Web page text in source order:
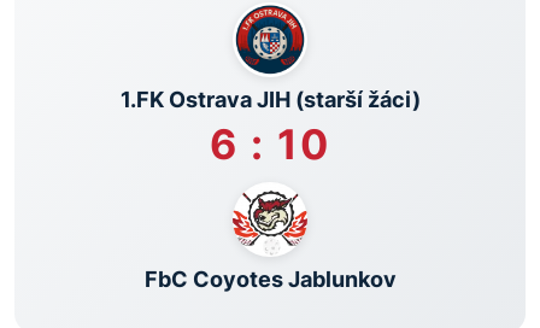
1.FK Ostrava JIH (starší žáci)
6 : 10
FbC Coyotes Jablunkov